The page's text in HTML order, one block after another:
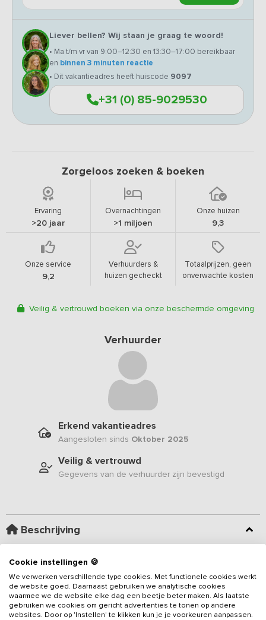
Liever bellen? Wij staan je graag te woord!
• Ma t/m vr van 9:00–12:30 en 13:30–17:00 bereikbaar
en binnen 3 minuten reactie
• Dit vakantieadres heeft huiscode 9097
+31 (0) 85-9029530
Zorgeloos zoeken & boeken
Ervaring
>20 jaar
Overnachtingen
>1 miljoen
Onze huizen
9,3
Onze service
9,2
Verhuurders &
huizen gecheckt
Totaalprijzen, geen
onverwachte kosten
Veilig & vertrouwd boeken via onze beschermde omgeving
Verhuurder
Erkend vakantieadres
Aangesloten sinds Oktober 2025
Veilig & vertrouwd
Gegevens van de verhuurder zijn bevestigd
Beschrijving
Nieuw in ons aanbod sinds maart 2026
groepsaccommodatie in Drenthe biedt plaats aan maximaal
personen, verdeeld over 18 slaapkamers en 12 badkamers
slaapgebouw is gereed,de centrale groepsruimte is nog in
aanbouw, deze bevindt zich straks op ongeveer 30 meter van
Cookie instellingen 🍪
We verwerken verschillende type cookies. Met functionele cookies werkt
de website goed. Daarnaast gebruiken we analytische cookies
waarmee we de website elke dag een beetje beter maken. Als laatste
gebruiken we cookies om gericht advertenties te tonen op andere
websites. Door op 'Instellen' te klikken kun je je voorkeuren aanpassen.